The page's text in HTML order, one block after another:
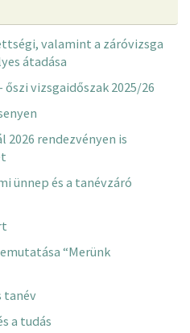
valamint a záróvizsga
átadása
vizsgaidőszak 2025/26
2026 rendezvényen is
ünnep és a tanévzáró
“Merünk
tanév
a tudás